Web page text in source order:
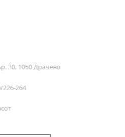
30, 1050 Драчево
226-264